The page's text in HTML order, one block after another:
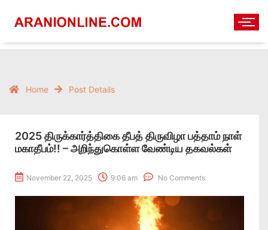
Home Post Details
2025 திருக்கார்த்திகை தீபத் திருவிழா பத்தாம் நாள்
மகாதீபம்!! – அறிந்துகொள்ள வேண்டிய தகவல்கள்
November 22, 2025 9:06 am No Comments